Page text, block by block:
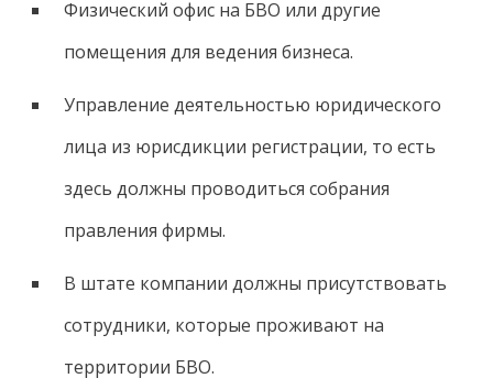
Физический офис на БВО или другие
помещения для ведения бизнеса.
Управление деятельностью юридического
лица из юрисдикции регистрации, то есть
здесь должны проводиться собрания
правления фирмы.
В штате компании должны присутствовать
сотрудники, которые проживают на
территории БВО.